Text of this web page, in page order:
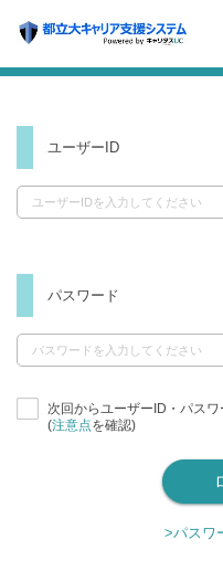
ユーザーID
パスワード
次回からユーザーID・パス
(注意点を確認)
>パスワ